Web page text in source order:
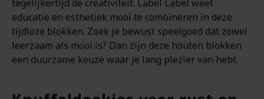
tegelijkertijd de creativiteit. Label Label weet
educatie en esthetiek mooi te combineren in deze
tijdloze blokken. Zoek je bewust speelgoed dat zowel
leerzaam als mooi is? Dan zijn deze houten blokken
een duurzame keuze waar je lang plezier van hebt.